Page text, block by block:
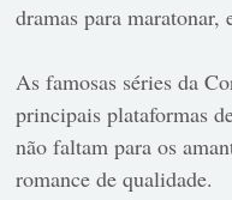
dramas para
As famosas séries da
principais plataformas
não faltam para os
romance de qualidade.